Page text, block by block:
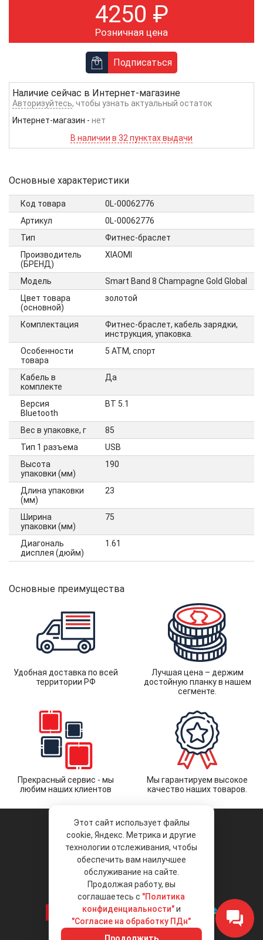
4250 ₽
Розничная цена
Подписаться
Наличие сейчас в Интернет-магазине
Авторизуйтесь, чтобы узнать актуальный остаток
Интернет-магазин - нет
В наличии в 32 пунктах выдачи
Основные характеристики
Код товара
0L-00062776
Артикул
0L-00062776
Тип
Фитнес-браслет
Производитель
(БРЕНД)
XIAOMI
Модель
Smart Band 8 Champagne Gold Global
Цвет товара
(основной)
золотой
Комплектация
Фитнес-браслет, кабель зарядки,
инструкция, упаковка.
Особенности
товара
5 ATM, спорт
Кабель в
комплекте
Да
Версия
Bluetooth
BT 5.1
Вес в упаковке, г
85
Тип 1 разъема
USB
Высота
упаковки (мм)
190
Длина упаковки
(мм)
23
Ширина
упаковки (мм)
75
Диагональ
дисплея (дюйм)
1.61
Основные преимущества
Удобная доставка по всей
территории РФ
Лучшая цена – держим
достойную планку в нашем
сегменте.
Прекрасный сервис - мы
любим наших клиентов
Мы гарантируем высокое
качество наших товаров.
© 2026 «Liberty Project».
Аксессуары и запчасти оптом.
Положение об обработке и защите
персональных данных
Интернет-магазин
Этот сайт использует файлы
cookie, Яндекс. Метрика и другие
технологии отслеживания, чтобы
обеспечить вам наилучшее
обслуживание на сайте.
Продолжая работу, вы
соглашаетесь с "Политика
конфиденциальности"и
"Согласие на обработку ПДн"